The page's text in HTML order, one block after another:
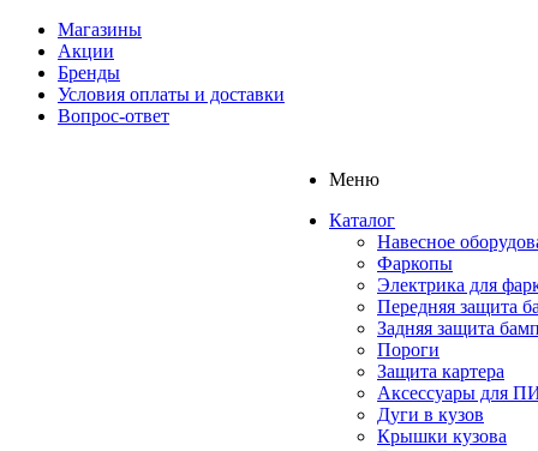
Магазины
Акции
Бренды
Условия оплаты и доставки
Вопрос-ответ
Меню
Каталог
Навесное
Фаркопы
Электрика для
Передняя защита
Задняя защита
Пороги
Защита картера
Аксессуары для
Дуги в кузов
Крышки кузова